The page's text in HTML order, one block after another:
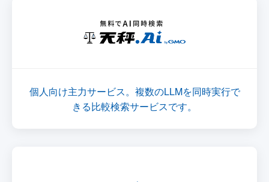
個人向け主力サービス。複数のLLMを同時実行で
きる比較検索サービスです。